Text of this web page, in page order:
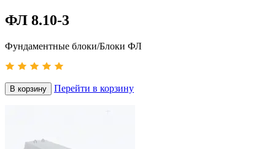
ФЛ 8.10-3
Фундаментные блоки/Блоки ФЛ
В корзину Перейти в корзину